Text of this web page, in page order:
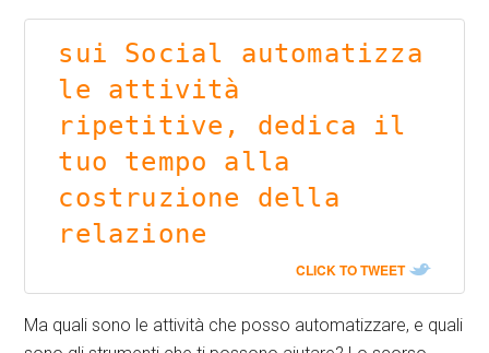
sui Social automatizza
le attività
ripetitive, dedica il
tuo tempo alla
costruzione della
relazione
CLICK TO TWEET
Ma quali sono le attività che posso automatizzare, e quali